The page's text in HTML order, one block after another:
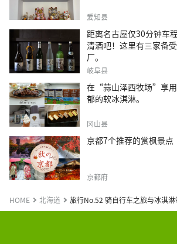
爱知县
距离名古屋仅30分钟车
清酒吧！这里有三家备
厂。
岐阜县
在“蒜山泽西牧场”享用
郁的软冰淇淋。
冈山县
京都7个推荐的赏枫景点
京都府
HOME 北海道 旅行No.52 骑自行车之旅与冰淇淋